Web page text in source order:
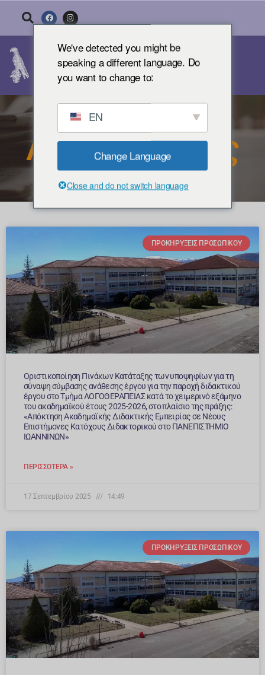
Ανακοινώσεις
ΠΡΟΚΗΡΎΞΕΙΣ ΠΡΟΣΩΠΙΚΟΎ
Οριστικοποίηση Πινάκων Κατάταξης των υποψηφίων για τη
σύναψη σύμβασης ανάθεσης έργου για την παροχή διδακτικού
έργου στο Τμήμα ΛΟΓΟΘΕΡΑΠΕΙΑΣ κατά το χειμερινό εξάμηνο
του ακαδημαϊκού έτους 2025-2026, στο πλαίσιο της πράξης:
«Απόκτηση Ακαδημαϊκής Διδακτικής Εμπειρίας σε Νέους
Επιστήμονες Κατόχους Διδακτορικού στο ΠΑΝΕΠΙΣΤΗΜΙΟ
ΙΩΑΝΝΙΝΩΝ»
ΠΕΡΙΣΣΌΤΕΡΑ »
17 Σεπτεμβρίου 2025 14:49
ΠΡΟΚΗΡΎΞΕΙΣ ΠΡΟΣΩΠΙΚΟΎ
We've detected you might be
speaking a different language. Do
you want to change to:
EN
Change Language
Close and do not switch language